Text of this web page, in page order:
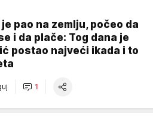
pao na zemlju, počeo da
i da plače: Tog dana je
postao najveći ikada i to
1